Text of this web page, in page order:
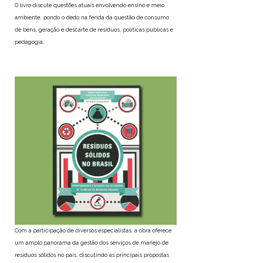
O livro discute questões atuais envolvendo ensino e meio
ambiente, pondo o dedo na ferida da questão de consumo
de bens, geração e descarte de resíduos, políticas públicas e
pedagogia.
Com a participação de diversos especialistas, a obra oferece
um amplo panorama da gestão dos serviços de manejo de
resíduos sólidos no país, discutindo as principais propostas